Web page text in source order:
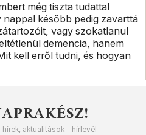
még tiszta tudattal
később pedig zavarttá
vagy szokatlanul
demencia, hanem
kell erről tudni, és hogyan
aktualitások - hírlevél